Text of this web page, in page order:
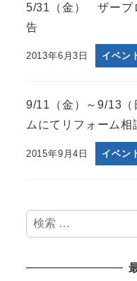
5/31（金） ザープ
告
2013年6月3日 イベン
9/11（金）～9/13
ムにてリフォーム相
2015年9月4日 イベン
検
索